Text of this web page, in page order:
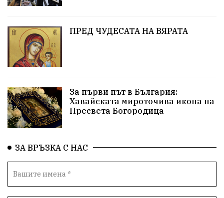
абсурд Здравословно хранене
Коледа Чиста София
Софийски общински съвет
Общински съвет Величие Финландия
Образование Борисов Кольо Парамов
Автопоход Костинброд
Столичен общински съвет Маратон кауза
ПРЕД ЧУДЕСАТА НА ВЯРАТА
За първи път в България:
Хавайската мироточива икона на
Пресвета Богородица
ЗА ВРЪЗКА С НАС